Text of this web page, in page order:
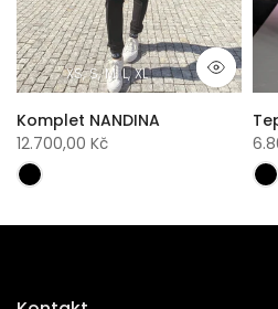
XS S M L XL
Komplet NANDINA
12.700,00 Kč